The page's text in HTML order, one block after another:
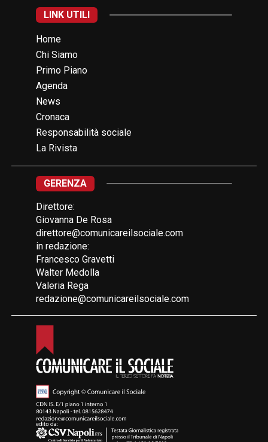
LINK UTILI
Home
Chi Siamo
Primo Piano
Agenda
News
Cronaca
Responsabilità sociale
La Rivista
GERENZA
Direttore:
Giovanna De Rosa
direttore@comunicareilsociale.com
in redazione:
Francesco Gravetti
Walter Medolla
Valeria Rega
redazione@comunicareilsociale.com